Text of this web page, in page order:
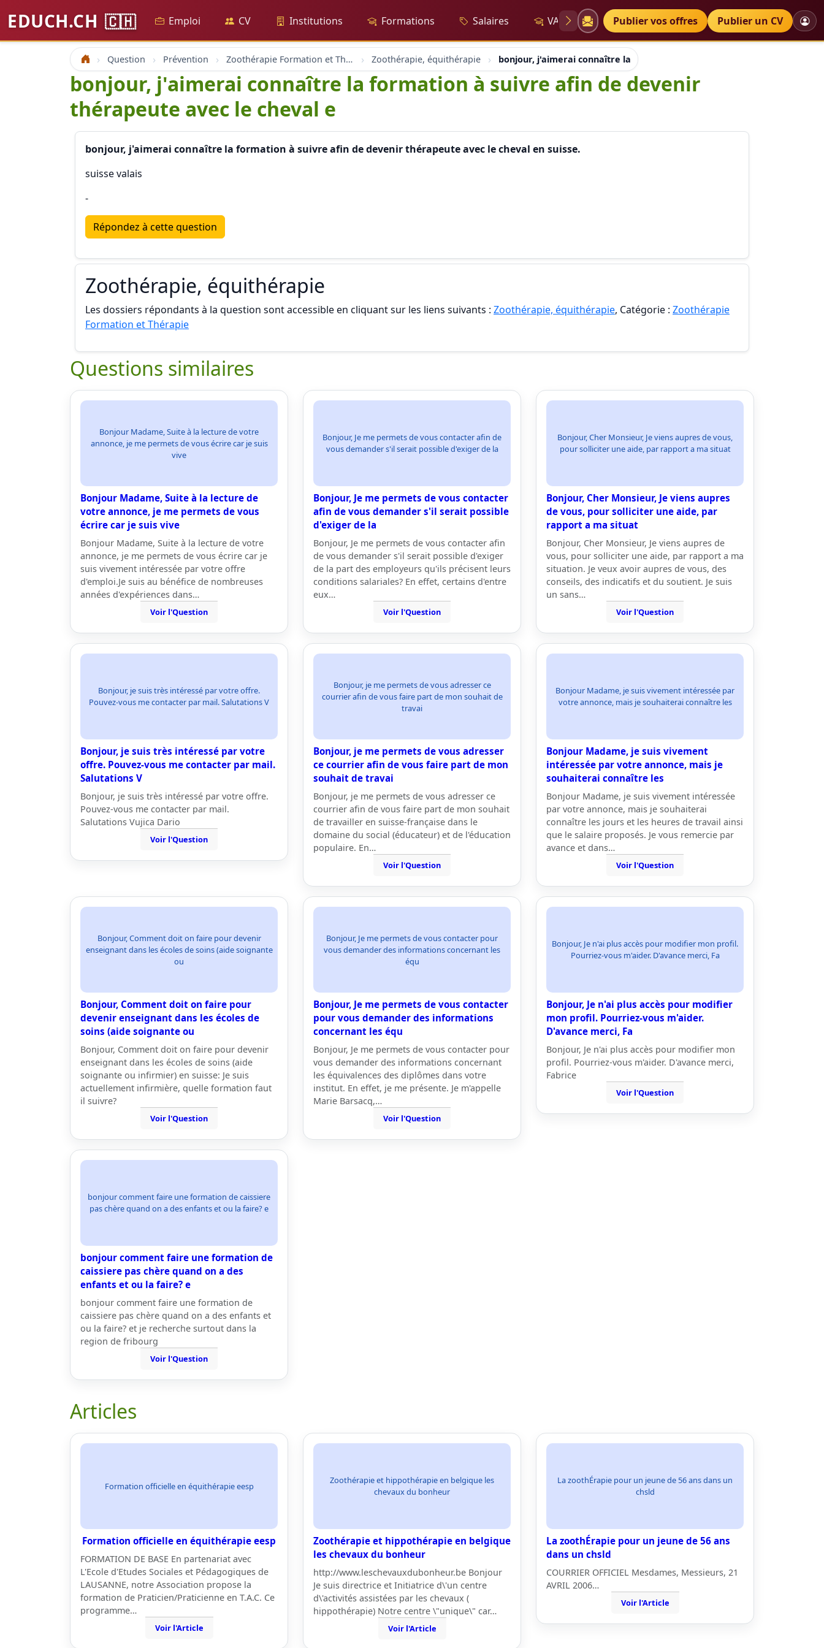
EDUCH.CH 🇨🇭 Emploi CV Institutions Formations Salaires VAE Diplômes Petites annonces
Publier vos offres Publier un CV
Accueil Question Prévention Zoothérapie Formation et Thérapie Zoothérapie, équithérapie bonjour, j'aimerai connaître la formation à suivre afin de devenir
bonjour, j'aimerai connaître la formation à suivre afin de devenir
thérapeute avec le cheval e
bonjour, j'aimerai connaître la formation à suivre afin de devenir thérapeute avec le cheval en suisse.
suisse valais
-
Répondez à cette question
Zoothérapie, équithérapie
Les dossiers répondants à la question sont accessible en cliquant sur les liens suivants : Zoothérapie, équithérapie, Catégorie : Zoothérapie
Formation et Thérapie
Questions similaires
Bonjour Madame, Suite à la lecture de votre
annonce, je me permets de vous écrire car je suis
vive
Bonjour Madame, Suite à la lecture de
votre annonce, je me permets de vous
écrire car je suis vive
Bonjour Madame, Suite à la lecture de votre
annonce, je me permets de vous écrire car je
suis vivement intéressée par votre offre
d'emploi.Je suis au bénéfice de nombreuses
années d'expériences dans…
Voir l'Question
Bonjour, Je me permets de vous contacter afin de
vous demander s'il serait possible d'exiger de la
Bonjour, Je me permets de vous contacter
afin de vous demander s'il serait possible
d'exiger de la
Bonjour, Je me permets de vous contacter afin
de vous demander s'il serait possible d'exiger
de la part des employeurs qu'ils précisent leurs
conditions salariales? En effet, certains d'entre
eux…
Voir l'Question
Bonjour, Cher Monsieur, Je viens aupres de vous,
pour solliciter une aide, par rapport a ma situat
Bonjour, Cher Monsieur, Je viens aupres
de vous, pour solliciter une aide, par
rapport a ma situat
Bonjour, Cher Monsieur, Je viens aupres de
vous, pour solliciter une aide, par rapport a ma
situation. Je veux avoir aupres de vous, des
conseils, des indicatifs et du soutient. Je suis
un sans…
Voir l'Question
Bonjour, je suis très intéressé par votre offre.
Pouvez-vous me contacter par mail. Salutations V
Bonjour, je suis très intéressé par votre
offre. Pouvez-vous me contacter par mail.
Salutations V
Bonjour, je suis très intéressé par votre offre.
Pouvez-vous me contacter par mail.
Salutations Vujica Dario
Voir l'Question
Bonjour, je me permets de vous adresser ce
courrier afin de vous faire part de mon souhait de
travai
Bonjour, je me permets de vous adresser
ce courrier afin de vous faire part de mon
souhait de travai
Bonjour, je me permets de vous adresser ce
courrier afin de vous faire part de mon souhait
de travailler en suisse-française dans le
domaine du social (éducateur) et de l'éducation
populaire. En…
Voir l'Question
Bonjour Madame, je suis vivement intéressée par
votre annonce, mais je souhaiterai connaître les
Bonjour Madame, je suis vivement
intéressée par votre annonce, mais je
souhaiterai connaître les
Bonjour Madame, je suis vivement intéressée
par votre annonce, mais je souhaiterai
connaître les jours et les heures de travail ainsi
que le salaire proposés. Je vous remercie par
avance et dans…
Voir l'Question
Bonjour, Comment doit on faire pour devenir
enseignant dans les écoles de soins (aide soignante
ou
Bonjour, Comment doit on faire pour
devenir enseignant dans les écoles de
soins (aide soignante ou
Bonjour, Comment doit on faire pour devenir
enseignant dans les écoles de soins (aide
soignante ou infirmier) en suisse: Je suis
actuellement infirmière, quelle formation faut
il suivre?
Voir l'Question
Bonjour, Je me permets de vous contacter pour
vous demander des informations concernant les
équ
Bonjour, Je me permets de vous contacter
pour vous demander des informations
concernant les équ
Bonjour, Je me permets de vous contacter pour
vous demander des informations concernant
les équivalences des diplômes dans votre
institut. En effet, je me présente. Je m'appelle
Marie Barsacq,…
Voir l'Question
Bonjour, Je n'ai plus accès pour modifier mon profil.
Pourriez-vous m'aider. D'avance merci, Fa
Bonjour, Je n'ai plus accès pour modifier
mon profil. Pourriez-vous m'aider.
D'avance merci, Fa
Bonjour, Je n'ai plus accès pour modifier mon
profil. Pourriez-vous m'aider. D'avance merci,
Fabrice
Voir l'Question
bonjour comment faire une formation de caissiere
pas chère quand on a des enfants et ou la faire? e
bonjour comment faire une formation de
caissiere pas chère quand on a des
enfants et ou la faire? e
bonjour comment faire une formation de
caissiere pas chère quand on a des enfants et
ou la faire? et je recherche surtout dans la
region de fribourg
Voir l'Question
Articles
Formation officielle en équithérapie eesp
Formation officielle en équithérapie eesp
FORMATION DE BASE En partenariat avec
L'Ecole d'Etudes Sociales et Pédagogiques de
LAUSANNE, notre Association propose la
formation de Praticien/Praticienne en T.A.C. Ce
programme…
Voir l'Article
Zoothérapie et hippothérapie en belgique les
chevaux du bonheur
Zoothérapie et hippothérapie en belgique
les chevaux du bonheur
http://www.leschevauxdubonheur.be Bonjour
Je suis directrice et Initiatrice d\'un centre
d\'activités assistées par les chevaux (
hippothérapie) Notre centre \"unique\" car…
Voir l'Article
La zoothÉrapie pour un jeune de 56 ans dans un
chsld
La zoothÉrapie pour un jeune de 56 ans
dans un chsld
COURRIER OFFICIEL Mesdames, Messieurs, 21
AVRIL 2006…
Voir l'Article